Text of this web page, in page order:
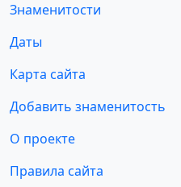
Знаменитости
Даты
Карта сайта
Добавить знаменитость
О проекте
Правила сайта